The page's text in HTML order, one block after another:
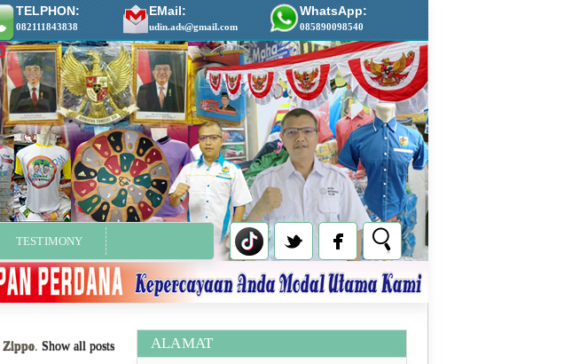
TESTIMONY
TELPHON:
082111843838
EMail:
udin.ads@gmail.com
WhatsApp:
085890098540
Zippo. Show all posts ALAMAT